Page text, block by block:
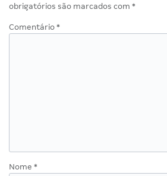
obrigatórios são marcados com *
Comentário *
Nome *